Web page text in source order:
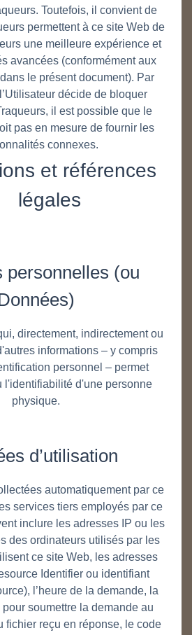
Toutefois, il convient de
permettent à ce site Web de
une meilleure expérience et
avancées (conformément aux
le présent document). Par
décide de bloquer
il est possible que le
pas en mesure de fournir les
connexes.
et références
légales
personnelles (ou
directement, indirectement ou
informations – y compris
personnel – permet
l'identifiabilité d'une personne
physique.
d’utilisation
automatiquement par ce
services tiers employés par ce
inclure les adresses IP ou les
des ordinateurs utilisés par les
ce site Web, les adresses
Identifier ou identifiant
l’heure de la demande, la
soumettre la demande au
fichier reçu en réponse, le code